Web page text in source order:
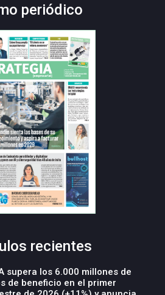
periódico
recientes
supera los 6.000 millones de
de beneficio en el primer